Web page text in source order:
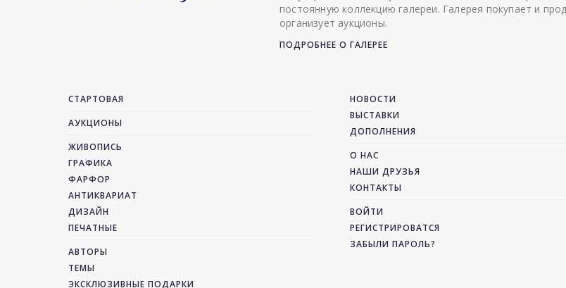
постоянную коллекцию галереи. Галерея покупает и
организует аукционы.
ПОДРОБНЕЕ О ГАЛЕРЕЕ
СТАРТОВАЯ
АУКЦИОНЫ
ЖИВОПИСЬ
ГРАФИКА
ФАРФОР
АНТИКВАРИАТ
ДИЗАЙН
ПЕЧАТНЫЕ
АВТОРЫ
ТЕМЫ
ЭКСКЛЮЗИВНЫЕ ПОДАРКИ
НОВОСТИ
ВЫСТАВКИ
ДОПОЛНЕНИЯ
О НАС
НАШИ ДРУЗЬЯ
КОНТАКТЫ
ВОЙТИ
РЕГИСТРИРОВАТСЯ
ЗАБЫЛИ ПАРОЛЬ?